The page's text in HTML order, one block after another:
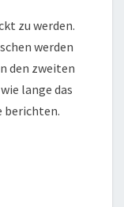
zu werden.
werden
den zweiten
lange das
berichten.